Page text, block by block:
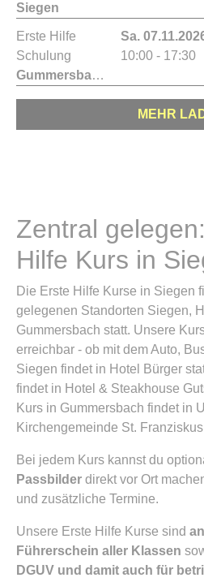
Siegen
Erste Hilfe
Schulung
Gummersbach
Sa.
10:00 - 17:30
MEHR
Zentral
Hilfe Kurs in
Die Erste Hilfe Kurse in Siegen
gelegenen Standorten Siegen,
Gummersbach statt. Unsere
erreichbar - ob mit dem Auto,
Siegen findet in Hotel Bürger
findet in Hotel & Steakhouse
Kurs in Gummersbach findet in
Kirchengemeinde St.
Bei jedem Kurs kannst du
Passbilder direkt vor Ort
und zusätzliche Termine.
Unsere Erste Hilfe Kurse sind
Führerschein aller Klassen
DGUV und damit auch für